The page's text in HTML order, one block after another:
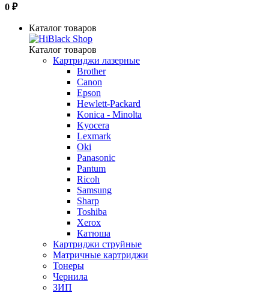
0 ₽
Каталог товаров
Каталог товаров
Картриджи лазерные
Brother
Canon
Epson
Hewlett-Packard
Konica - Minolta
Kyocera
Lexmark
Oki
Panasonic
Pantum
Ricoh
Samsung
Sharp
Toshiba
Xerox
Катюша
Картриджи струйные
Матричные картриджи
Тонеры
Чернила
ЗИП